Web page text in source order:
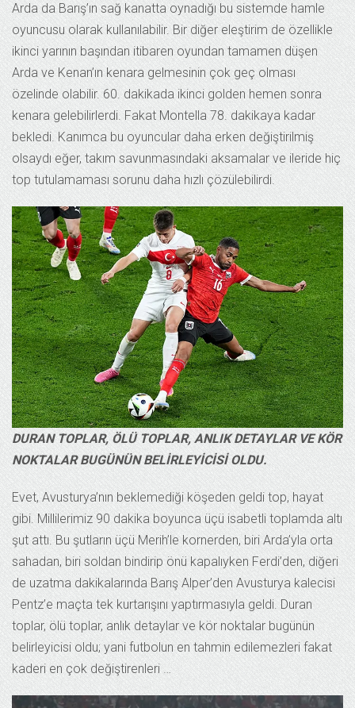
Arda da Barış’ın sağ kanatta oynadığı bu sistemde hamle
oyuncusu olarak kullanılabilir. Bir diğer eleştirim de özellikle
ikinci yarının başından itibaren oyundan tamamen düşen
Arda ve Kenan’ın kenara gelmesinin çok geç olması
özelinde olabilir. 60. dakikada ikinci golden hemen sonra
kenara gelebilirlerdi. Fakat Montella 78. dakikaya kadar
bekledi. Kanımca bu oyuncular daha erken değiştirilmiş
olsaydı eğer, takım savunmasındaki aksamalar ve ileride hiç
top tutulamaması sorunu daha hızlı çözülebilirdi.
DURAN TOPLAR, ÖLÜ TOPLAR, ANLIK DETAYLAR VE KÖR
NOKTALAR BUGÜNÜN BELİRLEYİCİSİ OLDU.
Evet, Avusturya’nın beklemediği köşeden geldi top, hayat
gibi. Millilerimiz 90 dakika boyunca üçü isabetli toplamda altı
şut attı. Bu şutların üçü Merih’le kornerden, biri Arda’yla orta
sahadan, biri soldan bindirip önü kapalıyken Ferdi’den, diğeri
de uzatma dakikalarında Barış Alper’den Avusturya kalecisi
Pentz’e maçta tek kurtarışını yaptırmasıyla geldi. Duran
toplar, ölü toplar, anlık detaylar ve kör noktalar bugünün
belirleyicisi oldu; yani futbolun en tahmin edilemezleri fakat
kaderi en çok değiştirenleri …